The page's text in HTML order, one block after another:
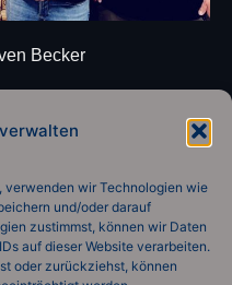
verwenden wir Technologien wie
und/oder darauf
zustimmst, können wir Daten
auf dieser Website verarbeiten.
oder zurückziehst, können
Becker
Tim Stein
Dominik Tretter